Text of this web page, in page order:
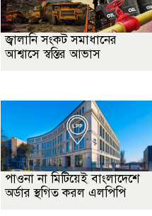
জ্বালানি সংকট সমাধানের
আশ্বাসে স্বস্তির আভাস
পাওনা না মিটিয়েই বাংলাদেশে
অর্ডার স্থগিত করল এলপিপি